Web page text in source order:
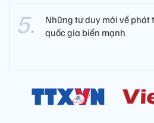
Những tư duy mới về phát
quốc gia biển mạnh